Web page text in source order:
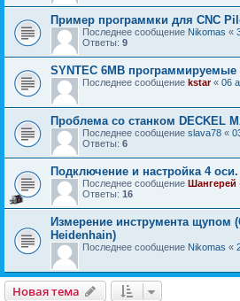
Пример программки для CNC
Последнее сообщение Nikomas «
Ответы: 9
SYNTEC 6MB
Последнее сообщение kstar« 06
Проблема со станком DECKEL
Последнее сообщение slava78 «
Ответы: 6
Подключение и настройка 4
Последнее сообщение Шангерей
Ответы: 16
Измерение инструмента щупом
Heidenhain)
Последнее сообщение Nikomas «
Новая тема